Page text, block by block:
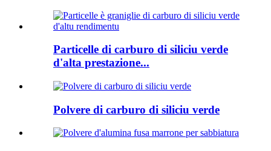
Particelle di carburo di siliciu verde
d'alta prestazione...
Polvere di carburo di siliciu verde